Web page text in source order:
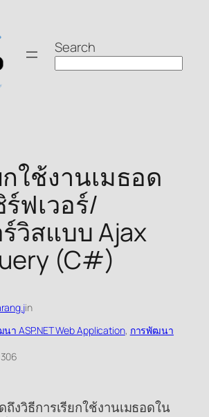
Search
กใช้งานเมธอด
ฟเวอร์/
ร์วิสแบบ Ajax
(C#)
in
า ASP.NET Web Application, การพัฒนา
วิธีการเรียกใช้งานเมธอดใน